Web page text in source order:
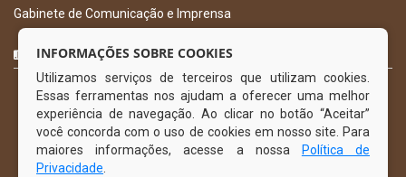
Gabinete de Comunicação e Imprensa
CURTA NOSSA FAN PAGE
INFORMAÇÕES SOBRE COOKIES
Utilizamos serviços de terceiros que utilizam cookies.
Essas ferramentas nos ajudam a oferecer uma melhor
experiência de navegação. Ao clicar no botão “Aceitar”
você concorda com o uso de cookies em nosso site. Para
maiores informações, acesse a nossa
Política de
Privacidade